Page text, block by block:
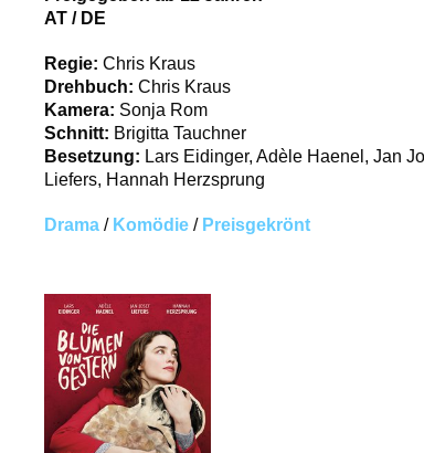
AT / DE
Regie: Chris Kraus
Drehbuch: Chris Kraus
Kamera: Sonja Rom
Schnitt: Brigitta Tauchner
Besetzung: Lars Eidinger, Adèle Haenel, Jan
Liefers, Hannah Herzsprung
Drama / Komödie / Preisgekrönt